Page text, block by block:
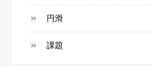
円滑
課題